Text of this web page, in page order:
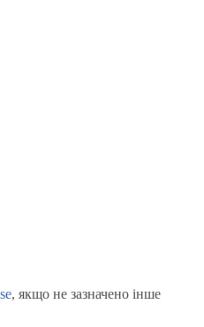
, якщо не зазначено інше